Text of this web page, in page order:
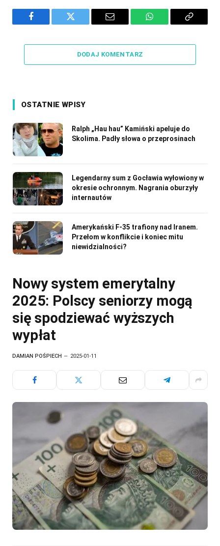
Facebook Twitter Email WhatsAppCopy
DODAJ KOMENTARZ
OSTATNIE WPISY
Ralph „Hau hau” Kamiński apeluje do
Skolima. Padły słowa o przeprosinach
Legendarny sum z Gocławia wyłowiony w
okresie ochronnym. Nagrania oburzyły
internautów
Amerykański F-35 trafiony nad Iranem.
Przełom w konflikcie i koniec mitu
niewidzialności?
Nowy system emerytalny
2025: Polscy seniorzy mogą
się spodziewać wyższych
wypłat
DAMIAN POŚPIECH 2025-01-11